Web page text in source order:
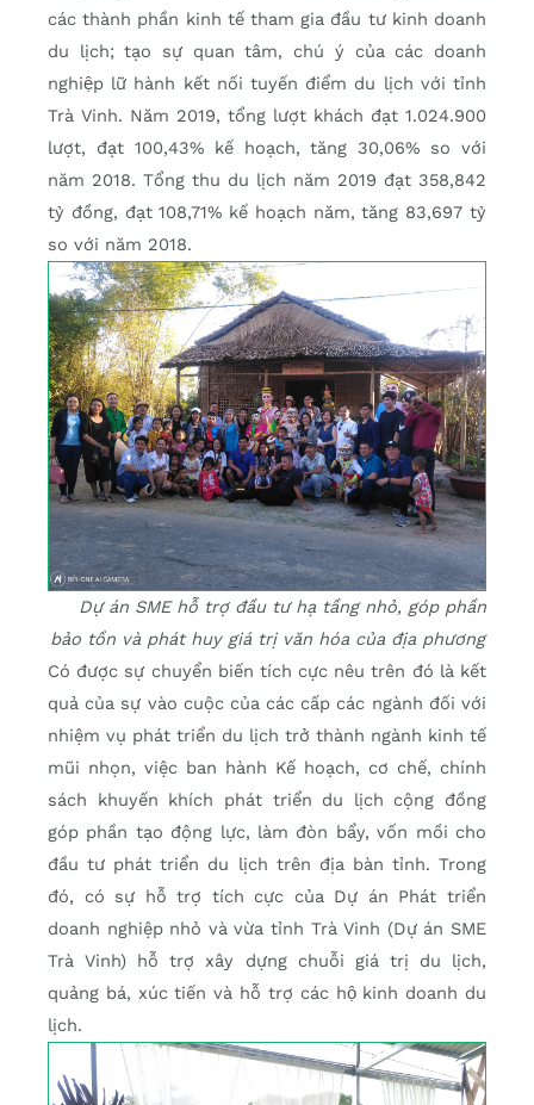
các thành phần kinh tế tham gia đầu tư kinh doanh
du lịch; tạo sự quan tâm, chú ý của các doanh
nghiệp lữ hành kết nối tuyến điểm du lịch với tỉnh
Trà Vinh. Năm 2019, tổng lượt khách đạt 1.024.900
lượt, đạt 100,43% kế hoạch, tăng 30,06% so với
năm 2018. Tổng thu du lịch năm 2019 đạt 358,842
tỷ đồng, đạt 108,71% kế hoạch năm, tăng 83,697 tỷ
so với năm 2018.
Dự án SME hỗ trợ đầu tư hạ tầng nhỏ, góp phần
bảo tồn và phát huy giá trị văn hóa của địa phương
Có được sự chuyển biến tích cực nêu trên đó là kết
quả của sự vào cuộc của các cấp các ngành đối với
nhiệm vụ phát triển du lịch trở thành ngành kinh tế
mũi nhọn, việc ban hành Kế hoạch, cơ chế, chính
sách khuyến khích phát triển du lịch cộng đồng
góp phần tạo động lực, làm đòn bẩy, vốn mồi cho
đầu tư phát triển du lịch trên địa bàn tỉnh. Trong
đó, có sự hỗ trợ tích cực của Dự án Phát triển
doanh nghiệp nhỏ và vừa tỉnh Trà Vinh (Dự án SME
Trà Vinh) hỗ trợ xây dựng chuỗi giá trị du lịch,
quảng bá, xúc tiến và hỗ trợ các hộ kinh doanh du
lịch.